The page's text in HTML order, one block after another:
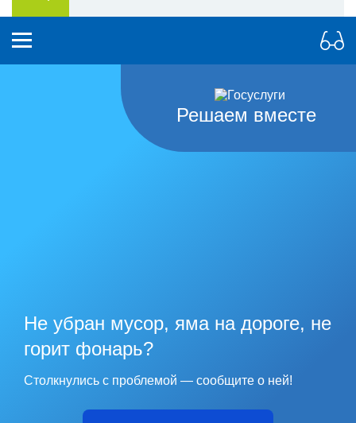
Решаем вместе
Не убран мусор, яма на дороге, не
горит фонарь?
Столкнулись с проблемой — сообщите о ней!